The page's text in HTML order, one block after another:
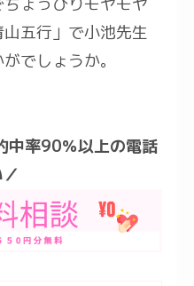
五行」で小池先生
でしょうか。
中率90％以上の電話